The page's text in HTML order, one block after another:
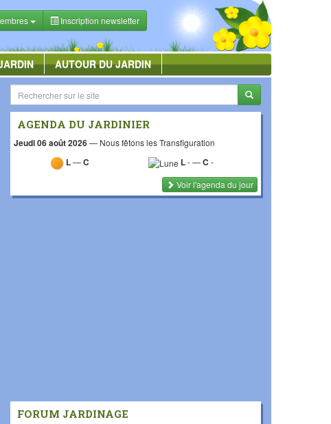
Inscription newsletter
AUTOUR DU JARDIN
AGENDA DU JARDINIER
Jeudi 06 août 2026— Nous fêtons les Transfiguration
L—C L-—C-
Voir l'agenda du jour
FORUM JARDINAGE